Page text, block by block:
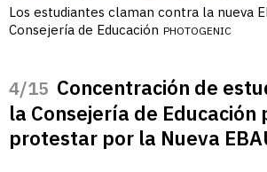
Los estudiantes claman contra la nueva
Consejería de Educación PHOTOGENIC
/15 Concentración de
la Consejería de Educación
protestar por la Nueva